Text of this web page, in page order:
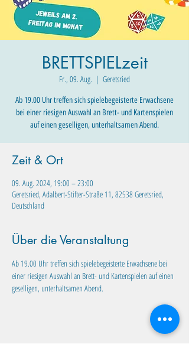
BRETTSPIELzeit
Fr., 09. Aug.
  |
Geretsried
Ab 19.00 Uhr treffen sich spielebegeisterte Erwachsene
bei einer riesigen Auswahl an Brett- und Kartenspielen
auf einen geselligen, unterhaltsamen Abend.
Zeit & Ort
09. Aug. 2024, 19:00 – 23:00
Geretsried, Adalbert-Stifter-Straße 11, 82538 Geretsried,
Deutschland
Über die Veranstaltung
Ab 19.00 Uhr treffen sich spielebegeisterte Erwachsene bei
einer riesigen Auswahl an Brett- und Kartenspielen auf einen
geselligen, unterhaltsamen Abend.